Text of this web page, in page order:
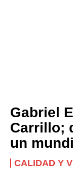
Gabriel
Carrillo;
un
CALIDAD Y